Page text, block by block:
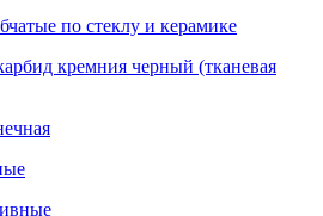
по стеклу и керамике
кремния черный (тканевая